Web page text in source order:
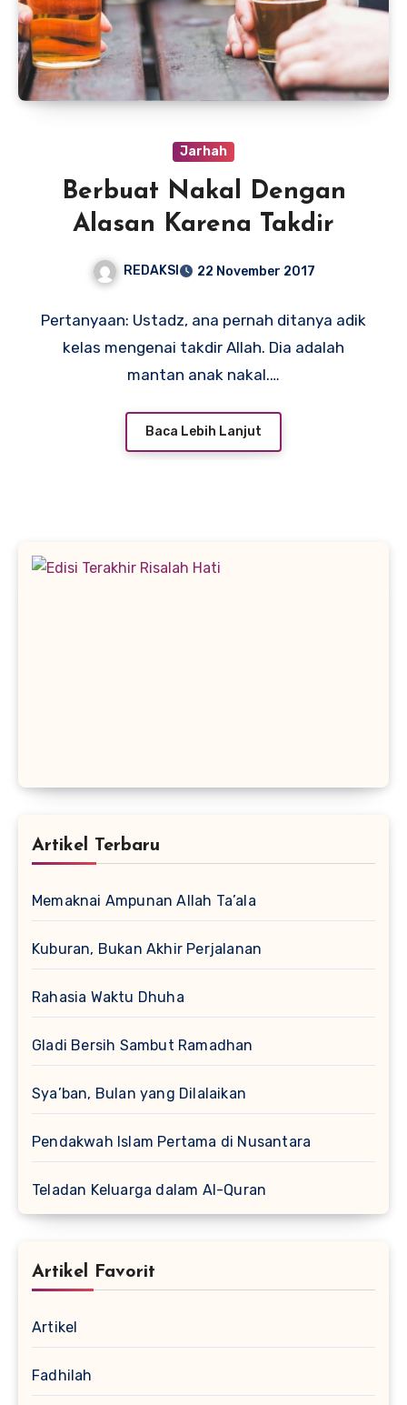
Jarhah
Berbuat Nakal Dengan
Alasan Karena Takdir
REDAKSI 22 November 2017
Pertanyaan: Ustadz, ana pernah ditanya adik
kelas mengenai takdir Allah. Dia adalah
mantan anak nakal.…
Baca Lebih Lanjut
Artikel Terbaru
Memaknai Ampunan Allah Ta’ala
Kuburan, Bukan Akhir Perjalanan
Rahasia Waktu Dhuha
Gladi Bersih Sambut Ramadhan
Sya’ban, Bulan yang Dilalaikan
Pendakwah Islam Pertama di Nusantara
Teladan Keluarga dalam Al-Quran
Artikel Favorit
Artikel
Fadhilah